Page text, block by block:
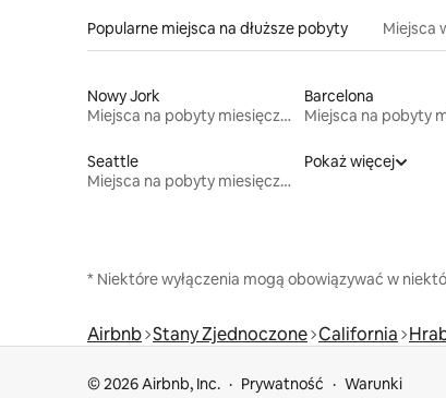
Popularne miejsca na dłuższe pobyty Miejsca
Nowy Jork
Miejsca na pobyty miesięczne
Barcelona
Seattle
Miejsca na pobyty miesięczne
Pokaż więcej
* Niektóre wyłączenia mogą obowiązywać w
Airbnb Stany Zjednoczone California
© 2026 Airbnb, Inc. Prywatność Warunki